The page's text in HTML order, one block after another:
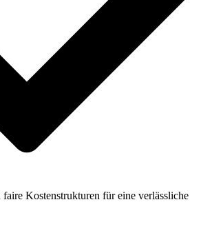
faire Kostenstrukturen für eine verlässliche